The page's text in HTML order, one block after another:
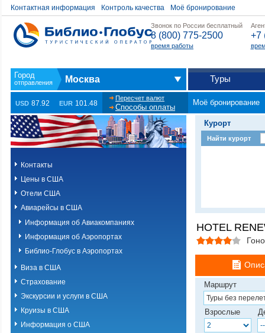
Контактная информация Контроль качества Моё бронирование
Звонок по России бесплатный
8 (800) 775-2500
время работы
+7
Москва Туры
USD 87.92 EUR 101.48
Пересчет валют
Способы оплаты
Моё бронирование
Контакты
Цены в США
Отели США
Авиарейсы в США
Информация об Авиакомпаниях
Информация об Аэропортах
Библио-Глобус в Аэропортах
Виза в США
Страхование
Экскурсии и услуги в США
Круизы в США
Информация о США
Курорт
Найти курорт
HOTEL
Маршрут
Взрослые